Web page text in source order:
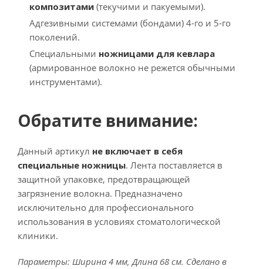
композитами (текучими и пакуемыми).
Адгезивными системами (бондами) 4-го и 5-го
поколений.
Специальными ножницами для кевлара
(армированное волокно не режется обычными
инструментами).
Обратите внимание:
Данный артикул не включает в себя
специальные ножницы. Лента поставляется в
защитной упаковке, предотвращающей
загрязнение волокна. Предназначено
исключительно для профессионального
использования в условиях стоматологической
клиники.
Параметры: Ширина 4 мм, Длина 68 см. Сделано в